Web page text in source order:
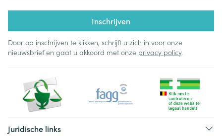
Inschrijven
Door op inschrijven te klikken, schrijft u zich in voor onze
nieuwsbrief en gaat u akkoord met onze privacy policy.
Juridische links